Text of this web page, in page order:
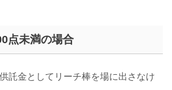
点未満の場合
託金としてリーチ棒を場に出さなけ